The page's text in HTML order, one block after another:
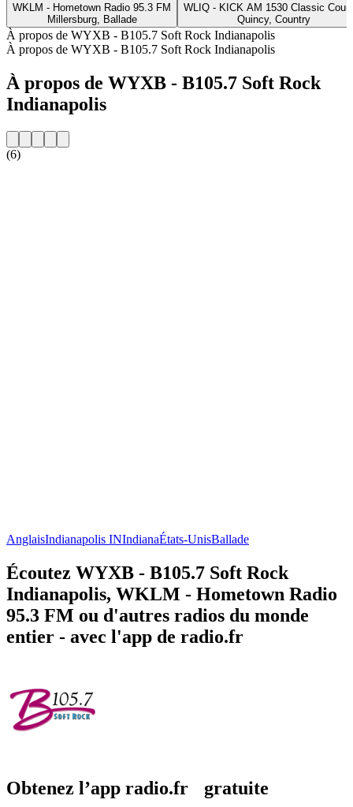
WKLM - Hometown Radio 95.3 FM
Millersburg, Ballade
WLIQ - KICK AM 1530 Classic
Quincy, Country
À propos de WYXB - B105.7 Soft Rock Indianapolis
À propos de WYXB - B105.7 Soft Rock Indianapolis
À propos de WYXB - B105.7 Soft Rock
Indianapolis
(6)
AnglaisIndianapolis INIndianaÉtats-UnisBallade
Écoutez WYXB - B105.7 Soft Rock
Indianapolis, WKLM - Hometown Radio
95.3 FM ou d'autres radios du monde
entier - avec l'app de radio.fr
Obtenez l’app radio.fr gratuite